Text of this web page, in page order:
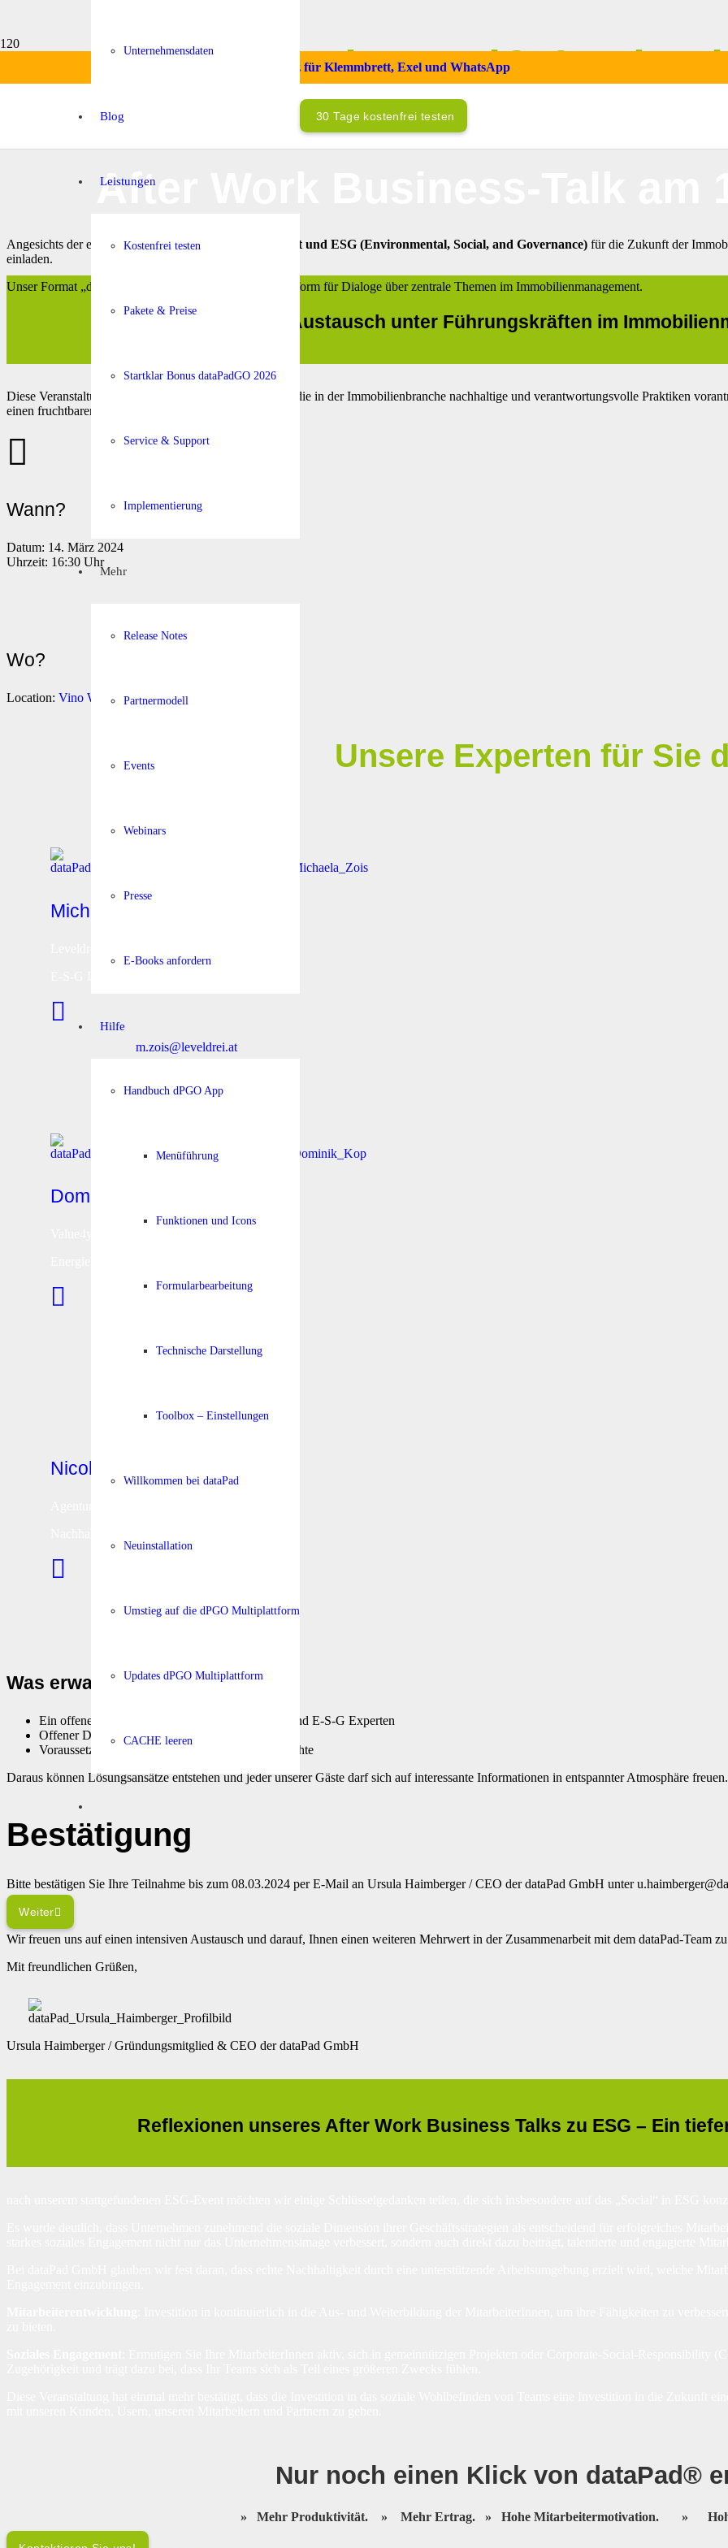
Startklarbonus – Ihr smarter Ersatz für Klemmbrett, Exel und WhatsApp
Unternehmensdaten
Blog
Leistungen
Kostenfrei testen
Pakete & Preise
Startklar Bonus dataPadGO 2026
Service & Support
Implementierung
Mehr
Release Notes
Partnermodell
Events
Webinars
Presse
E-Books anfordern
Hilfe
Handbuch dPGO App
Menüführung
Funktionen und Icons
Formularbearbeitung
Technische Darstellung
Toolbox – Einstellungen
Willkommen bei dataPad
Neuinstallation
Umstieg auf die dPGO Multiplattform
Updates dPGO Multiplattform
CACHE leeren
30 Tage kostenfrei testen
dataPad® &
After Work Business-Talk am
Angesichts der entscheidenden Rolle, die Nachhaltigkeit und ESG (Environmental, Social, and Governance) für die Zukunft der
einladen.
Unser Format „dataPad & friends bietet eine offline Plattform für Dialoge über zentrale Themen im Immobilienmanagement.
Ein Austausch unter Führungskräften im
Diese Veranstaltung richtet sich an Entscheidungsträger, die in der Immobilienbranche nachhaltige und verantwortungsvolle Praktiken
einen fruchtbaren Dialog.
Wann?
Datum: 14. März 2024
Uhrzeit: 16:30 Uhr
Wo?
Location: Vino Wien, Lichtenfelsgasse 3, 1010 Wien
Unsere Experten für Sie
Michaela Zois
m.zois@leveldrei.at
Dominik Kop
Nicola Askapa
tintura@tintura.at
Was erwartet Sie?
Ein offener Austausch mit BranchenkollegInnen und E-S-G Experten
Offener Dialog zu den Herausforderungen
Voraussetzungen schaffen für Nachhaltigkeitsberichte
Daraus können Lösungsansätze entstehen und jeder unserer Gäste darf sich auf interessante Informationen in entspannter Atmosphäre
Bestätigung
Bitte bestätigen Sie Ihre Teilnahme bis zum 08.03.2024 per E-Mail an Ursula Haimberger / CEO der dataPad GmbH unter
Weiter
Wir freuen uns auf einen intensiven Austausch und darauf, Ihnen einen weiteren Mehrwert in der Zusammenarbeit mit dem dataPad-Team
Mit freundlichen Grüßen,
Ursula Haimberger / Gründungsmitglied & CEO der dataPad GmbH
Reflexionen unseres After Work Business Talks zu ESG – Ein
Nur noch einen Klick von dataPad®
» Mehr Produktivität. » Mehr Ertrag. » Hohe Mitarbeitermotivation. »